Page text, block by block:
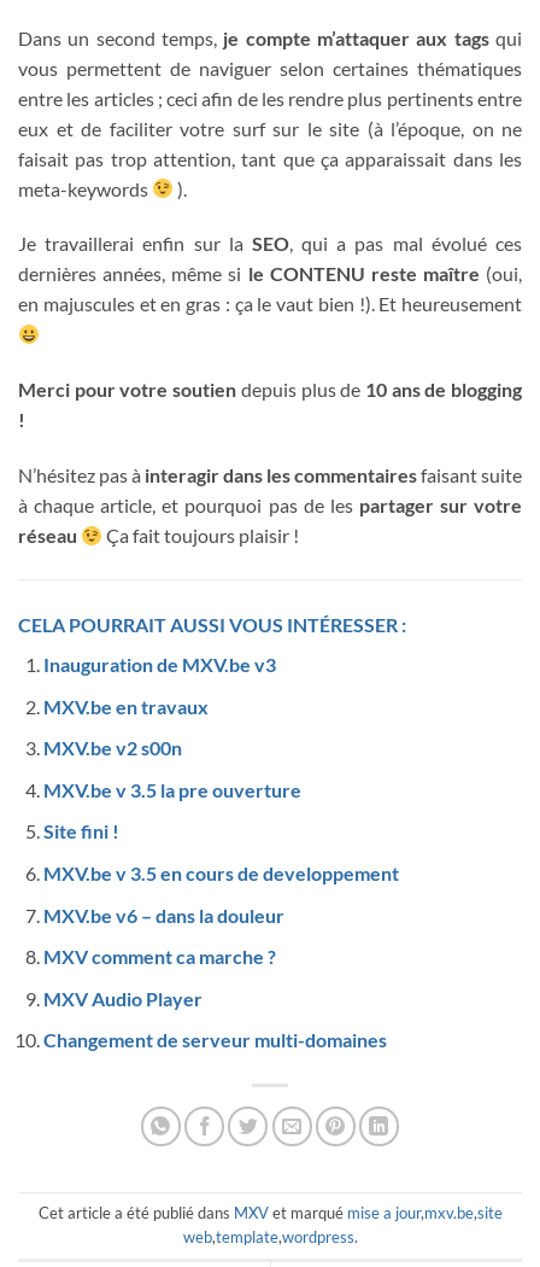
Dans un second temps, je compte m’attaquer aux tagsqui
vous permettent de naviguer selon certaines thématiques
entre les articles ; ceci afin de les rendre plus pertinents entre
eux et de faciliter votre surf sur le site (à l’époque, on ne
faisait pas trop attention, tant que ça apparaissait dans les
meta-keywords
).
Je travaillerai enfin sur la SEO, qui a pas mal évolué ces
dernières années, même si le CONTENU reste maître (oui,
en majuscules et en gras : ça le vaut bien !). Et heureusement
Merci pour votre soutien depuis plus de 10 ans de blogging
!
N’hésitez pas à interagir dans les commentairesfaisant suite
à chaque article, et pourquoi pas de les partager sur votre
réseau
Ça fait toujours plaisir !
CELA POURRAIT AUSSI VOUS INTÉRESSER :
Inauguration de MXV.be v3
MXV.be en travaux
MXV.be v2 s00n
MXV.be v 3.5 la pre ouverture
Site fini !
MXV.be v 3.5 en cours de developpement
MXV.be v6 – dans la douleur
MXV comment ca marche ?
MXV Audio Player
Changement de serveur multi-domaines
Cet article a été publié dans MXVet marqué mise a jour,mxv.be,site
web,template,wordpress.